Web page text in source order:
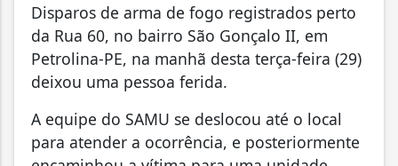
Disparos de arma de fogo registrados perto
da Rua 60, no bairro São Gonçalo II, em
Petrolina-PE, na manhã desta terça-feira (29)
deixou uma pessoa ferida.
A equipe do SAMU se deslocou até o local
para atender a ocorrência, e posteriormente